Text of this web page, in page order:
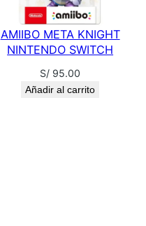
AMIIBO META KNIGHT
NINTENDO SWITCH
S/ 95.00
Añadir al carrito